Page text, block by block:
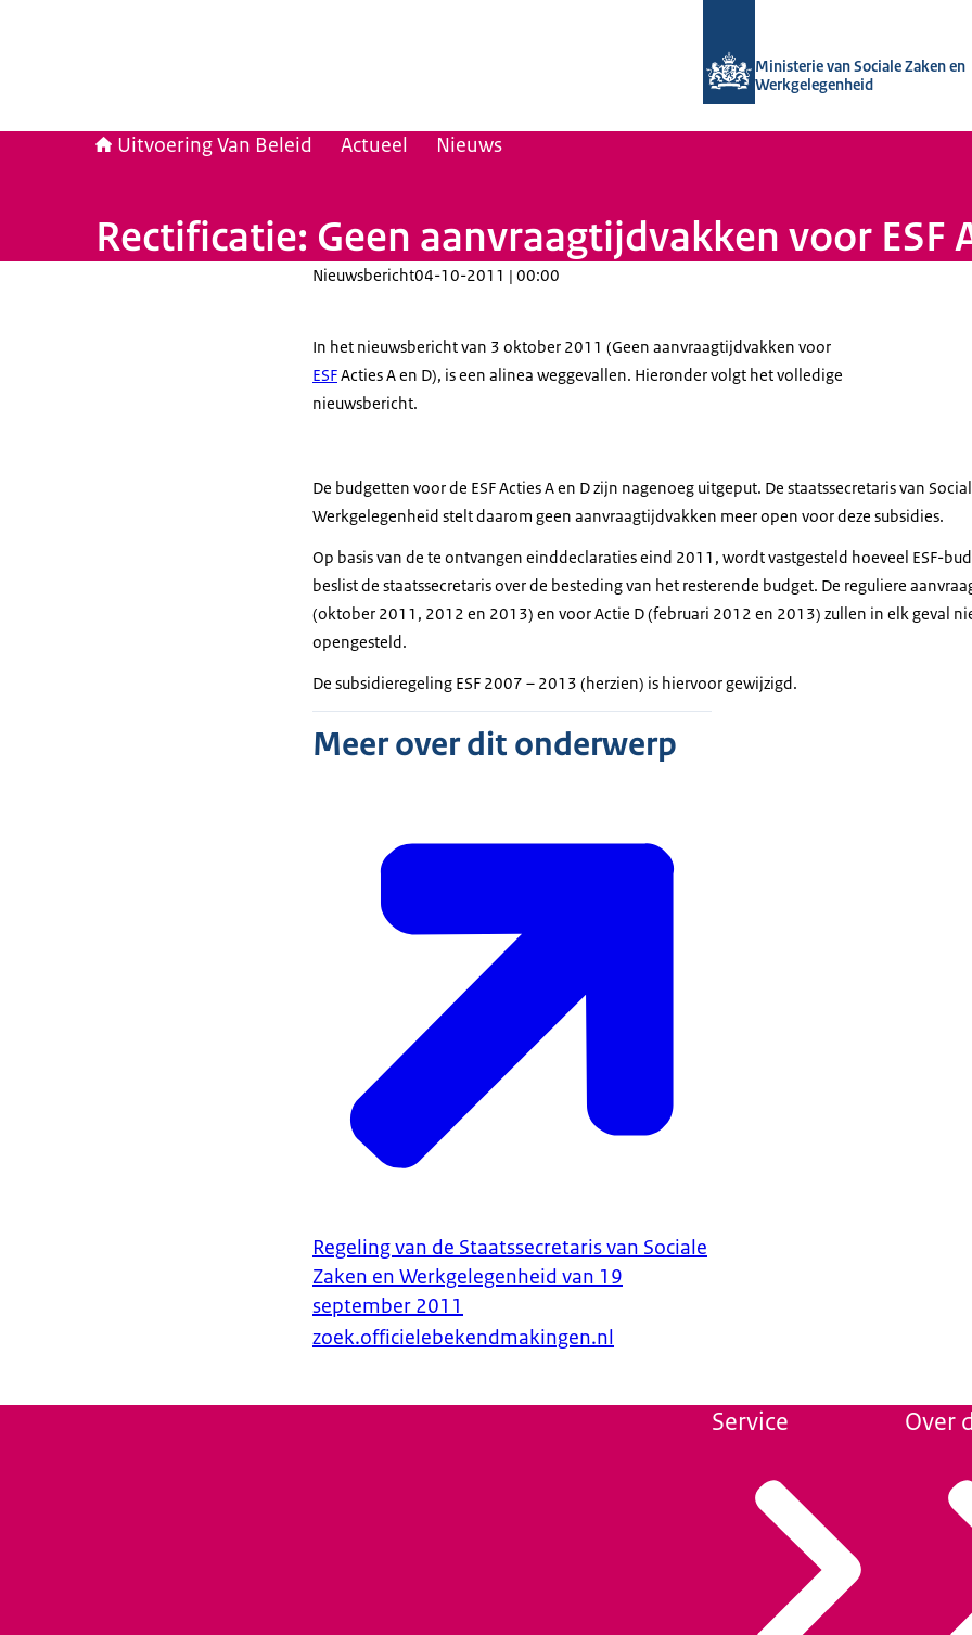
Ministerie van Sociale Zaken en
Werkgelegenheid
Uitvoering Van Beleid Actueel Nieuws
Rectificatie: Geen aanvraagtijdvakken voor ESF
Nieuwsbericht04-10-2011 | 00:00
In het nieuwsbericht van 3 oktober 2011 (Geen aanvraagtijdvakken voor
ESFActies A en D), is een alinea weggevallen. Hieronder volgt het volledige
nieuwsbericht.
De budgetten voor de ESF Acties A en D zijn nagenoeg uitgeput. De staatssecretaris van
Werkgelegenheid stelt daarom geen aanvraagtijdvakken meer open voor deze subsidies.
Op basis van de te ontvangen einddeclaraties eind 2011, wordt vastgesteld hoeveel ESF-
beslist de staatssecretaris over de besteding van het resterende budget. De reguliere
(oktober 2011, 2012 en 2013) en voor Actie D (februari 2012 en 2013) zullen in elk geval
opengesteld.
De subsidieregeling ESF 2007 – 2013 (herzien) is hiervoor gewijzigd.
Meer over dit onderwerp
Regeling van de Staatssecretaris van Sociale
Zaken en Werkgelegenheid van 19
september 2011
zoek.officielebekendmakingen.nl
Service Over